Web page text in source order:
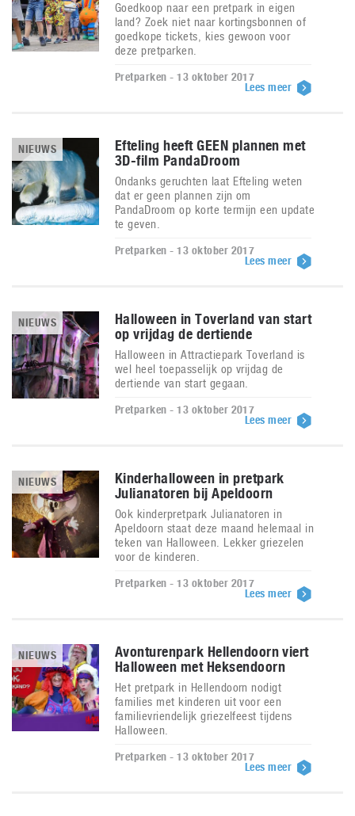
Goedkoop naar een pretpark in eigen
land? Zoek niet naar kortingsbonnen of
goedkope tickets, kies gewoon voor
deze pretparken.
Pretparken - 13 oktober 2017
Lees meer
NIEUWS
Efteling heeft GEEN plannen met
3D-film PandaDroom
Ondanks geruchten laat Efteling weten
dat er geen plannen zijn om
PandaDroom op korte termijn een update
te geven.
Pretparken - 13 oktober 2017
Lees meer
NIEUWS
Halloween in Toverland van start
op vrijdag de dertiende
Halloween in Attractiepark Toverland is
wel heel toepasselijk op vrijdag de
dertiende van start gegaan.
Pretparken - 13 oktober 2017
Lees meer
NIEUWS
Kinderhalloween in pretpark
Julianatoren bij Apeldoorn
Ook kinderpretpark Julianatoren in
Apeldoorn staat deze maand helemaal in
teken van Halloween. Lekker griezelen
voor de kinderen.
Pretparken - 13 oktober 2017
Lees meer
NIEUWS
Avonturenpark Hellendoorn viert
Halloween met Heksendoorn
Het pretpark in Hellendoorn nodigt
families met kinderen uit voor een
familievriendelijk griezelfeest tijdens
Halloween.
Pretparken - 13 oktober 2017
Lees meer